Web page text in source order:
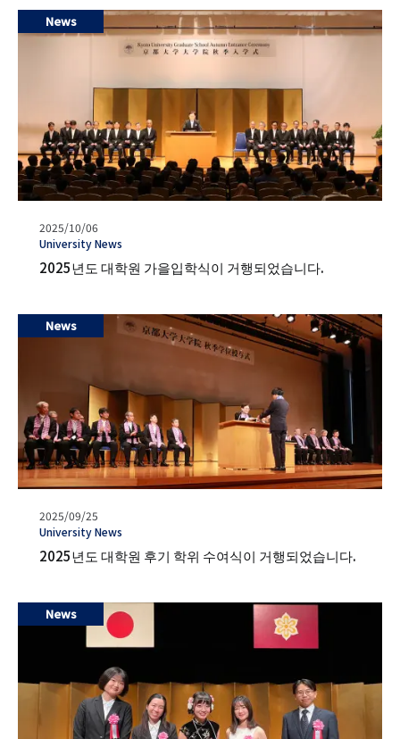
News
발
행
일
2025/10/06
タ
グ
University News
2025년도 대학원 가을입학식이 거행되었습니다.
News
발
행
일
2025/09/25
タ
グ
University News
2025년도 대학원 후기 학위 수여식이 거행되었습니다.
News